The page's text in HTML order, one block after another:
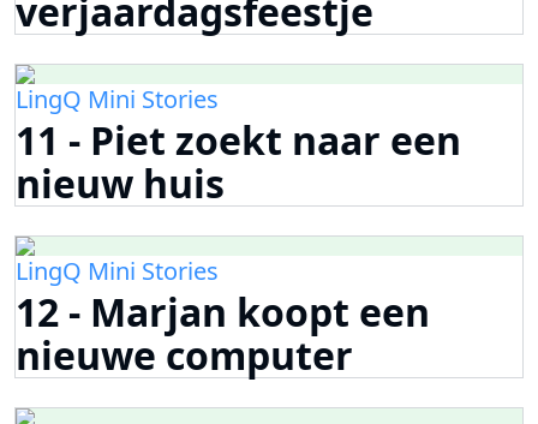
verjaardagsfeestje
LingQ Mini Stories
11 - Piet zoekt naar een
nieuw huis
LingQ Mini Stories
12 - Marjan koopt een
nieuwe computer